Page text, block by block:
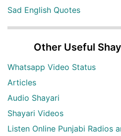
Sad English Quotes
Other Useful
Whatsapp Video Status
Articles
Audio Shayari
Shayari Videos
Listen Online Punjabi Radios